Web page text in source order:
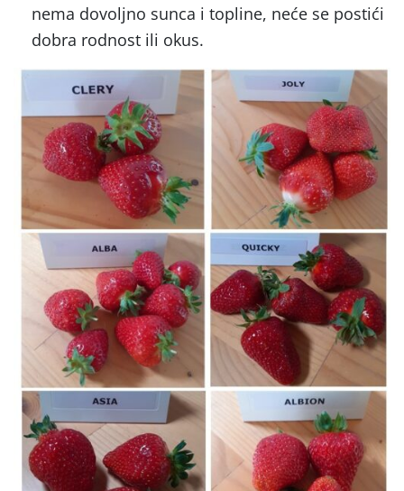
nema dovoljno sunca i topline, neće se postići
dobra rodnost ili okus.